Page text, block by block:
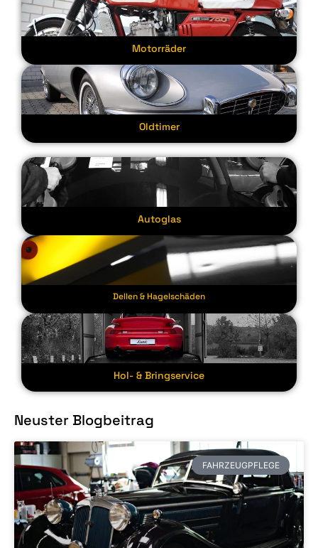
Motorräder
Oldtimer
Autoglas
Dellen & Hagelschäden
Hol- & Bringservice
Neuster Blogbeitrag
FAHRZEUGPFLEGE